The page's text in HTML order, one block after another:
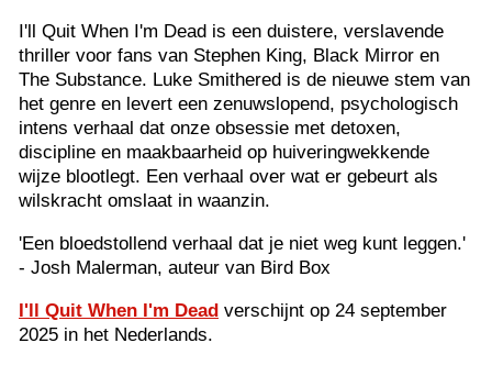
I'll Quit When I'm Dead is een duistere, verslavende
thriller voor fans van Stephen King, Black Mirror en
The Substance. Luke Smithered is de nieuwe stem van
het genre en levert een zenuwslopend, psychologisch
intens verhaal dat onze obsessie met detoxen,
discipline en maakbaarheid op huiveringwekkende
wijze blootlegt. Een verhaal over wat er gebeurt als
wilskracht omslaat in waanzin.
'Een bloedstollend verhaal dat je niet weg kunt leggen.'
- Josh Malerman, auteur van Bird Box
I'll Quit When I'm Dead verschijnt op 24 september
2025 in het Nederlands.